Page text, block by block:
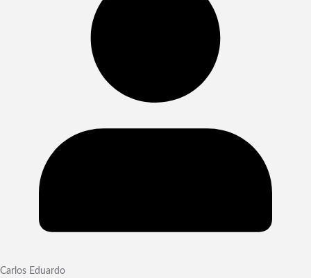
Carlos Eduardo